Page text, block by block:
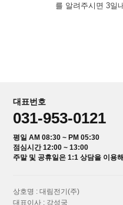
를 알려주시면 3일
대표번호
031-953-0121
평일 AM 08:30 ~ PM 05:30
점심시간 12:00 ~ 13:00
주말 및 공휴일은 1:1 상담을 이용
상호명 : 대림전기(주)
대표이사 : 강성국